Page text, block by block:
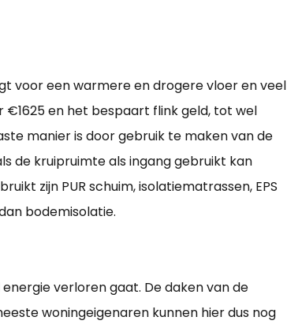
voor een warmere en drogere vloer en veel
€1625 en het bespaart flink geld, tot wel
manier is door gebruik te maken van de
de kruipruimte als ingang gebruikt kan
zijn PUR schuim, isolatiematrassen, EPS
bodemisolatie.
verloren gaat. De daken van de
woningeigenaren kunnen hier dus nog